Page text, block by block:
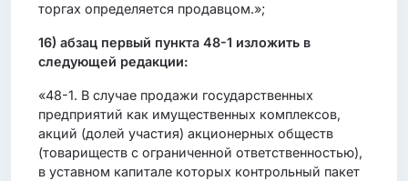
торгах определяется продавцом.»;
16) абзац первый пункта 48-1 изложить в
следующей редакции:
«48-1. В случае продажи государственных
предприятий как имущественных комплексов,
акций (долей участия) акционерных обществ
(товариществ с ограниченной ответственностью),
в уставном капитале которых контрольный пакет